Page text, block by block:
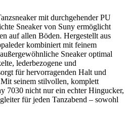
mit durchgehender PU
Sneaker von Suny ermöglicht
auf allen Böden. Hergestellt aus
kombiniert mit feinem
Sneaker optimal
lederbezogene und
für hervorragenden Halt und
seinem stilvollen, komplett
7030 nicht nur ein echter Hingucker,
für jeden Tanzabend – sowohl